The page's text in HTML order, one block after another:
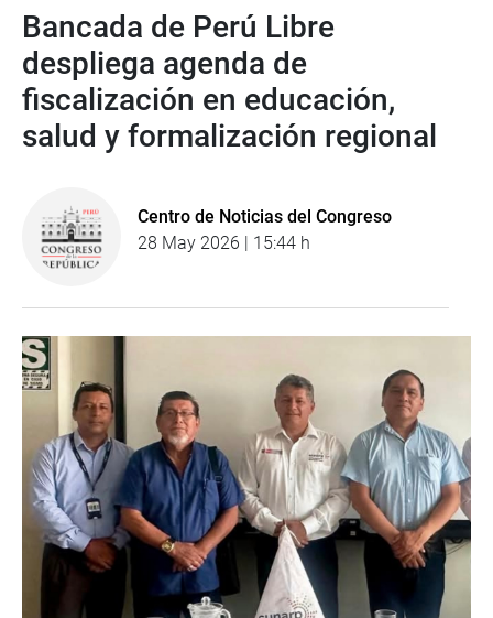
Bancada de Perú Libre
despliega agenda de
fiscalización en educación,
salud y formalización regional
Centro de Noticias del Congreso
28 May 2026 | 15:44 h